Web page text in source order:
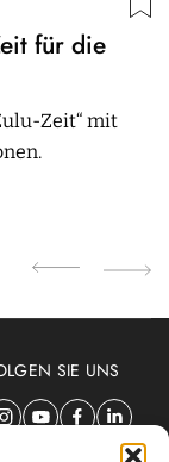
für die
Zeit“ mit
SIE UNS